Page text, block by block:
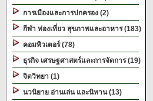
การเมืองและการปกครอง (2)
กีฬา ท่องเที่ยว สุขภาพและอาหาร (183)
คอมพิวเตอร์ (78)
ธุรกิจ เศรษฐศาสตร์และการจัดการ (19)
จิตวิทยา (1)
นวนิยาย อ่านเล่น และนิทาน (13)